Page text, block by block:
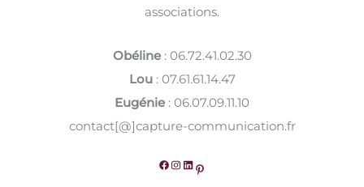
associations.
Obéline: 06.72.41.02.30
Lou: 07.61.61.14.47
Eugénie : 06.07.09.11.10
contact[@]capture-communication.fr
Facebook Instagram LinkedIn Pinterest